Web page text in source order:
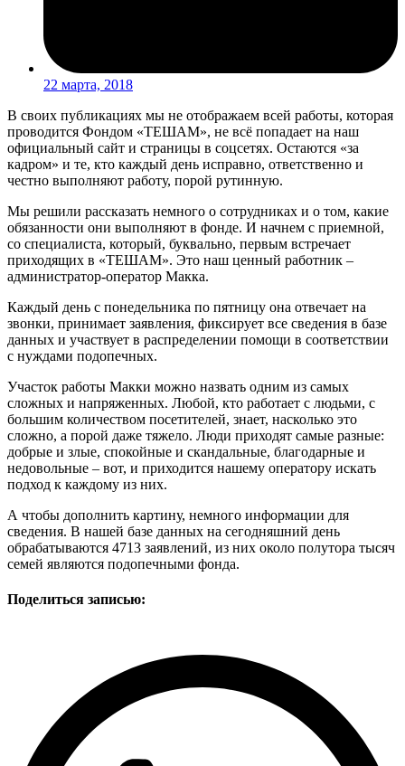
22 марта, 2018
В своих публикациях мы не отображаем всей работы, которая
проводится Фондом «ТЕШАМ», не всё попадает на наш
официальный сайт и страницы в соцсетях. Остаются «за
кадром» и те, кто каждый день исправно, ответственно и
честно выполняют работу, порой рутинную.
Мы решили рассказать немного о сотрудниках и о том, какие
обязанности они выполняют в фонде. И начнем с приемной,
со специалиста, который, буквально, первым встречает
приходящих в «ТЕШАМ». Это наш ценный работник –
администратор-оператор Макка.
Каждый день с понедельника по пятницу она отвечает на
звонки, принимает заявления, фиксирует все сведения в базе
данных и участвует в распределении помощи в соответствии
с нуждами подопечных.
Участок работы Макки можно назвать одним из самых
сложных и напряженных. Любой, кто работает с людьми, с
большим количеством посетителей, знает, насколько это
сложно, а порой даже тяжело. Люди приходят самые разные:
добрые и злые, спокойные и скандальные, благодарные и
недовольные – вот, и приходится нашему оператору искать
подход к каждому из них.
А чтобы дополнить картину, немного информации для
сведения. В нашей базе данных на сегодняшний день
обрабатываются 4713 заявлений, из них около полутора тысяч
семей являются подопечными фонда.
Поделиться записью: